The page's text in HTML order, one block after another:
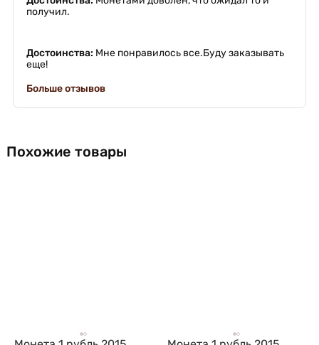
получил.
Достоинства: Мне понравилось все.Буду заказывать
еще!
Больше отзывов
Похожие товары